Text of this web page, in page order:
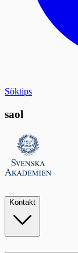
Söktips
saol
Kontakt